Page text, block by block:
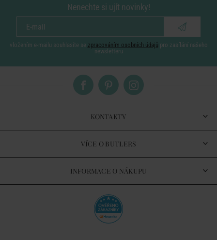
Nenechte si ujít novinky!
vložením e-mailu souhlasíte se zpracováním osobních údajů pro zasílání našeho
newsletteru
KONTAKTY
VÍCE O BUTLERS
INFORMACE O NÁKUPU